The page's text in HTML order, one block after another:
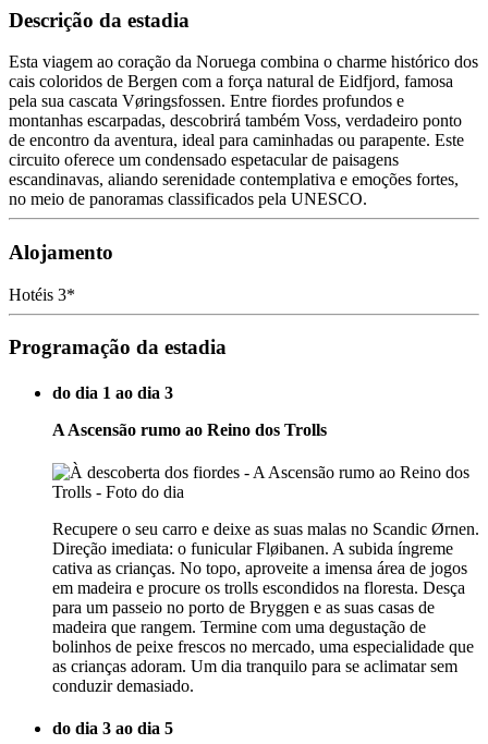
Descrição da estadia
Esta viagem ao coração da Noruega combina o charme histórico dos
cais coloridos de Bergen com a força natural de Eidfjord, famosa
pela sua cascata Vøringsfossen. Entre fiordes profundos e
montanhas escarpadas, descobrirá também Voss, verdadeiro ponto
de encontro da aventura, ideal para caminhadas ou parapente. Este
circuito oferece um condensado espetacular de paisagens
escandinavas, aliando serenidade contemplativa e emoções fortes,
no meio de panoramas classificados pela UNESCO.
Alojamento
Hotéis 3*
Programação da estadia
do dia 1 ao dia 3
A Ascensão rumo ao Reino dos Trolls
Recupere o seu carro e deixe as suas malas no Scandic Ørnen.
Direção imediata: o funicular Fløibanen. A subida íngreme
cativa as crianças. No topo, aproveite a imensa área de jogos
em madeira e procure os trolls escondidos na floresta. Desça
para um passeio no porto de Bryggen e as suas casas de
madeira que rangem. Termine com uma degustação de
bolinhos de peixe frescos no mercado, uma especialidade que
as crianças adoram. Um dia tranquilo para se aclimatar sem
conduzir demasiado.
do dia 3 ao dia 5